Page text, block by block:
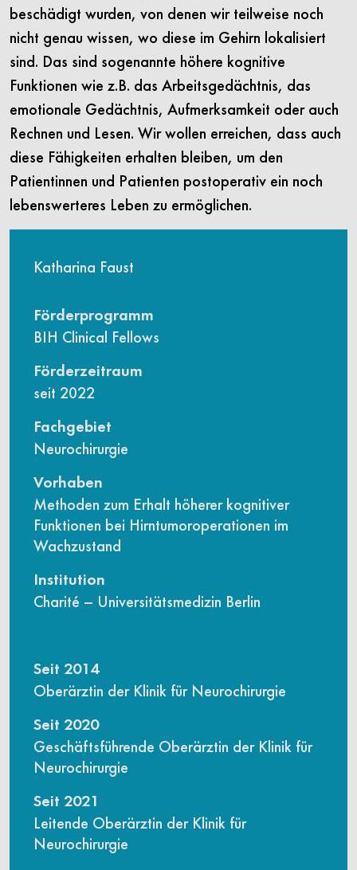
beschädigt wurden, von denen wir teilweise noch
nicht genau wissen, wo diese im Gehirn lokalisiert
sind. Das sind sogenannte höhere kognitive
Funktionen wie z.B. das Arbeitsgedächtnis, das
emotionale Gedächtnis, Aufmerksamkeit oder auch
Rechnen und Lesen. Wir wollen erreichen, dass auch
diese Fähigkeiten erhalten bleiben, um den
Patientinnen und Patienten postoperativ ein noch
lebenswerteres Leben zu ermöglichen.
Katharina Faust
Förderprogramm
BIH Clinical Fellows
Förderzeitraum
seit 2022
Fachgebiet
Neurochirurgie
Vorhaben
Methoden zum Erhalt höherer kognitiver
Funktionen bei Hirntumoroperationen im
Wachzustand
Institution
Charité – Universitätsmedizin Berlin
Seit 2014
Oberärztin der Klinik für Neurochirurgie
Seit 2020
Geschäftsführende Oberärztin der Klinik für
Neurochirurgie
Seit 2021
Leitende Oberärztin der Klinik für
Neurochirurgie